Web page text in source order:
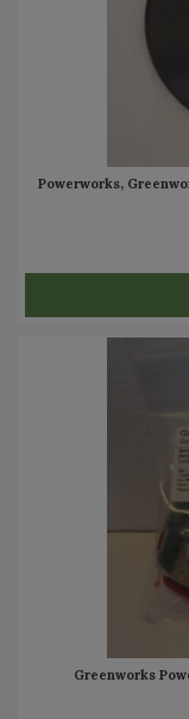
Powerworks,
Greenworks